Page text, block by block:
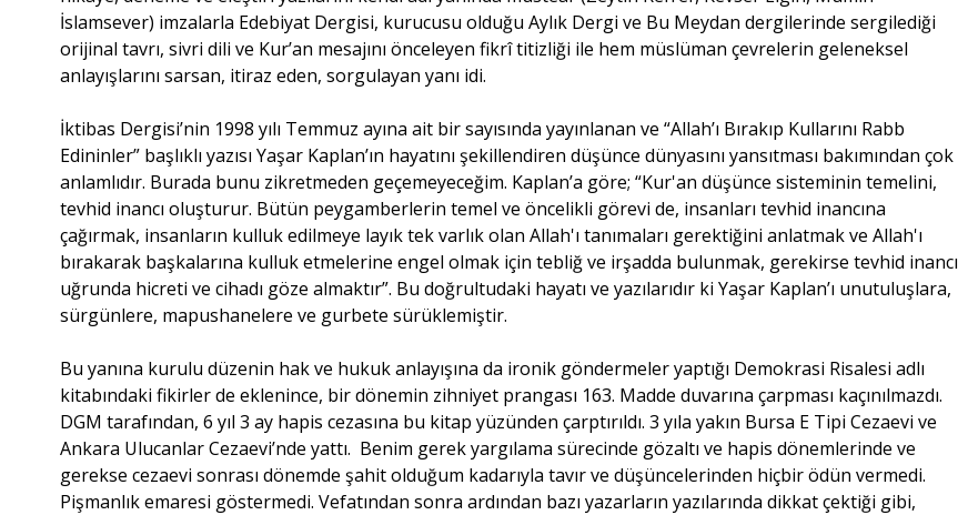
İslamsever) imzalarla Edebiyat Dergisi, kurucusu olduğu Aylık Dergi ve Bu Meydan dergilerinde sergilediği
orijinal tavrı, sivri dili ve Kur’an mesajını önceleyen fikrî titizliği ile hem müslüman çevrelerin geleneksel
anlayışlarını sarsan, itiraz eden, sorgulayan yanı idi.
İktibas Dergisi’nin 1998 yılı Temmuz ayına ait bir sayısında yayınlanan ve “Allah’ı Bırakıp Kullarını Rabb
Edininler” başlıklı yazısı Yaşar Kaplan’ın hayatını şekillendiren düşünce dünyasını yansıtması bakımından çok
anlamlıdır. Burada bunu zikretmeden geçemeyeceğim. Kaplan’a göre; “Kur'an düşünce sisteminin temelini,
tevhid inancı oluşturur. Bütün peygamberlerin temel ve öncelikli görevi de, insanları tevhid inancına
çağırmak, insanların kulluk edilmeye layık tek varlık olan Allah'ı tanımaları gerektiğini anlatmak ve Allah'ı
bırakarak başkalarına kulluk etmelerine engel olmak için tebliğ ve irşadda bulunmak, gerekirse tevhid inancı
uğrunda hicreti ve cihadı göze almaktır”. Bu doğrultudaki hayatı ve yazılarıdır ki Yaşar Kaplan’ı unutuluşlara,
sürgünlere, mapushanelere ve gurbete sürüklemiştir.
Bu yanına kurulu düzenin hak ve hukuk anlayışına da ironik göndermeler yaptığı Demokrasi Risalesi adlı
kitabındaki fikirler de eklenince, bir dönemin zihniyet prangası 163. Madde duvarına çarpması kaçınılmazdı.
DGM tarafından, 6 yıl 3 ay hapis cezasına bu kitap yüzünden çarptırıldı. 3 yıla yakın Bursa E Tipi Cezaevi ve
Ankara Ulucanlar Cezaevi’nde yattı. Benim gerek yargılama sürecinde gözaltı ve hapis dönemlerinde ve
gerekse cezaevi sonrası dönemde şahit olduğum kadarıyla tavır ve düşüncelerinden hiçbir ödün vermedi.
Pişmanlık emaresi göstermedi. Vefatından sonra ardından bazı yazarların yazılarında dikkat çektiği gibi,